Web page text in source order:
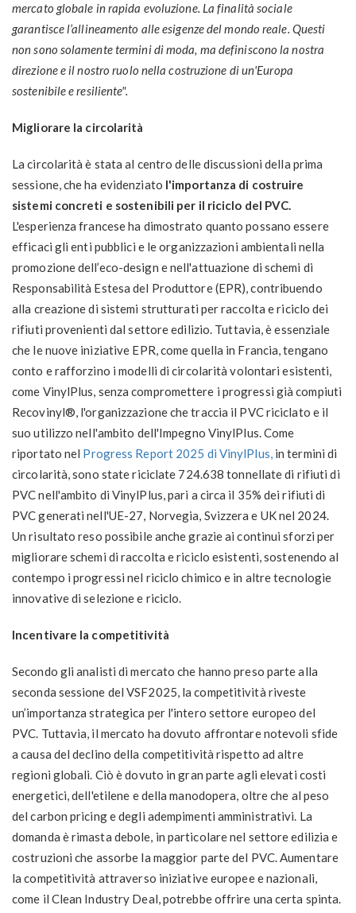
mercato globale in rapida evoluzione. La finalità sociale
garantisce l’allineamento alle esigenze del mondo reale. Questi
non sono solamente termini di moda, ma definiscono la nostra
direzione e il nostro ruolo nella costruzione di un'Europa
sostenibile e resiliente".
Migliorare la circolarità
La circolarità è stata al centro delle discussioni della prima
sessione, che ha evidenziato l'importanza di costruire
sistemi concreti e sostenibili per il riciclo del PVC.
L'esperienza francese ha dimostrato quanto possano essere
efficaci gli enti pubblici e le organizzazioni ambientali nella
promozione dell’eco-design e nell'attuazione di schemi di
Responsabilità Estesa del Produttore (EPR), contribuendo
alla creazione di sistemi strutturati per raccolta e riciclo dei
rifiuti provenienti dal settore edilizio. Tuttavia, è essenziale
che le nuove iniziative EPR, come quella in Francia, tengano
conto e rafforzino i modelli di circolarità volontari esistenti,
come VinylPlus, senza compromettere i progressi già compiuti
Recovinyl®, l'organizzazione che traccia il PVC riciclato e il
suo utilizzo nell'ambito dell'Impegno VinylPlus. Come
riportato nel Progress Report 2025 di VinylPlus, in termini di
circolarità, sono state riciclate 724.638 tonnellate di rifiuti di
PVC nell'ambito di VinylPlus, pari a circa il 35% dei rifiuti di
PVC generati nell'UE-27, Norvegia, Svizzera e UK nel 2024.
Un risultato reso possibile anche grazie ai continui sforzi per
migliorare schemi di raccolta e riciclo esistenti, sostenendo al
contempo i progressi nel riciclo chimico e in altre tecnologie
innovative di selezione e riciclo.
Incentivare la competitività
Secondo gli analisti di mercato che hanno preso parte alla
seconda sessione del VSF2025, la competitività riveste
un’importanza strategica per l'intero settore europeo del
PVC. Tuttavia, il mercato ha dovuto affrontare notevoli sfide
a causa del declino della competitività rispetto ad altre
regioni globali. Ciò è dovuto in gran parte agli elevati costi
energetici, dell'etilene e della manodopera, oltre che al peso
del carbon pricing e degli adempimenti amministrativi. La
domanda è rimasta debole, in particolare nel settore edilizia e
costruzioni che assorbe la maggior parte del PVC. Aumentare
la competitività attraverso iniziative europee e nazionali,
come il Clean Industry Deal, potrebbe offrire una certa spinta.